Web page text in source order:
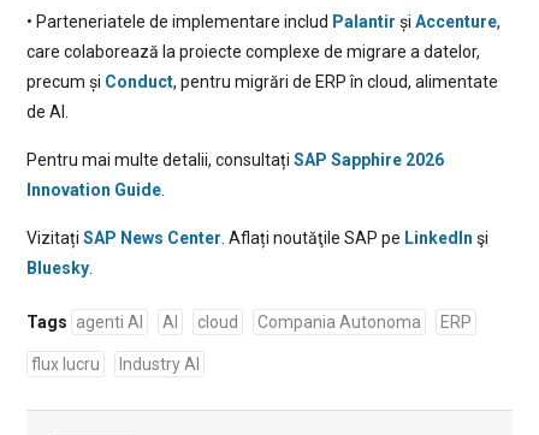
• Parteneriatele de implementare includ Palantir și Accenture,
care colaborează la proiecte complexe de migrare a datelor,
precum și Conduct, pentru migrări de ERP în cloud, alimentate
de AI.
Pentru mai multe detalii, consultați SAP Sapphire 2026
Innovation Guide.
Vizitați SAP News Center. Aflați noutăţile SAP pe LinkedIn şi
Bluesky.
Tags agenti AI AI cloud Compania Autonoma ERP
flux lucru Industry AI